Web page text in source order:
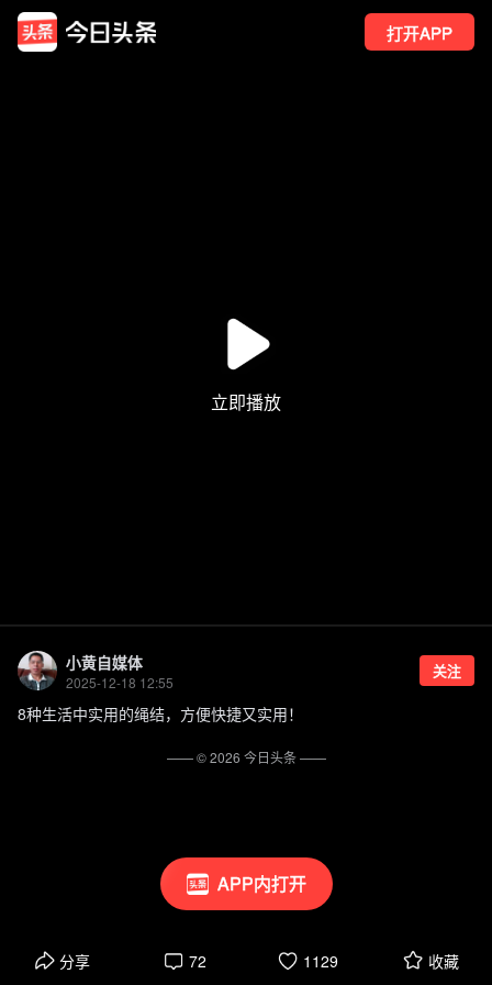
打开APP
APP内打开
小黄自媒体
2025-12-18 12:55
关注
8种生活中实用的绳结，方便快捷又实用！
分享 72 1129 收藏
—— ©2026 今日头条——